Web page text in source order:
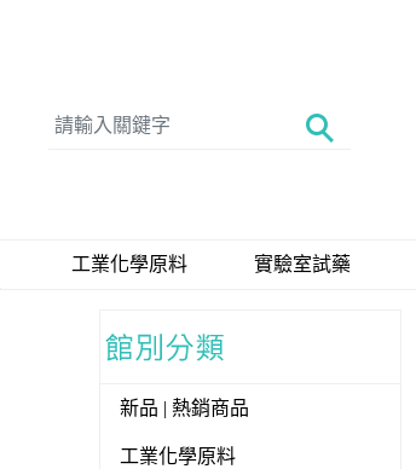
工業化學原料 實驗室試藥
新品 | 熱銷商品
工業化學原料